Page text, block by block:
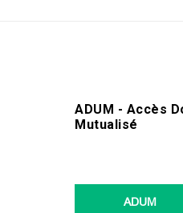
ADUM - Accès
Mutualisé
ADUM